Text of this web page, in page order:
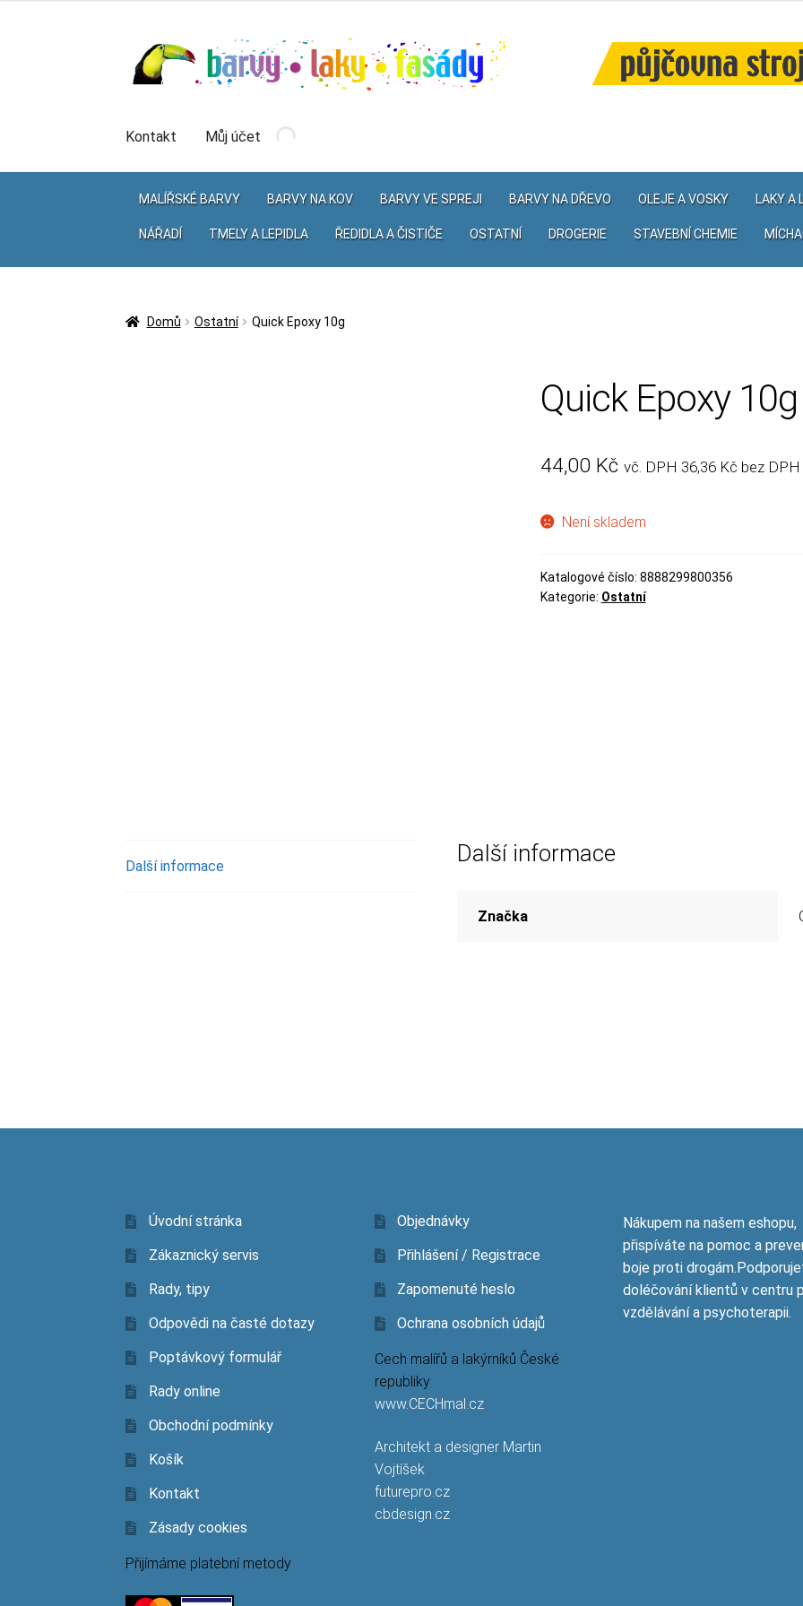
Přeskočit
na
Přejít
Kontakt
Můj účet
MALÍŘSKÉ BARVY BARVY NA KOV BARVY VE SPREJI BARVY NA DŘEVO OLEJE A VOSKY LAKY A
NÁŘADÍ TMELY A LEPIDLA ŘEDIDLA A ČISTIČE OSTATNÍ DROGERIE STAVEBNÍ CHEMIE
Domů Ostatní Quick Epoxy 10g
Quick Epoxy 10g
44,00 Kč vč. DPH 36,36 Kč bez DPH
Není skladem
Katalogové číslo: 8888299800356
Kategorie: Ostatní
Další informace Další informace
Značka
Úvodní stránka
Zákaznický servis
Rady, tipy
Odpovědi na časté dotazy
Poptávkový formulář
Rady online
Obchodní podmínky
Košík
Kontakt
Zásady cookies
Přijímáme platební metody
Objednávky
Přihlášení / Registrace
Zapomenuté heslo
Ochrana osobních údajů
Cech malířů a lakýrníků České
republiky
www.CECHmal.cz
Architekt a designer Martin
Vojtíšek
futurepro.cz
cbdesign.cz
Nákupem na našem eshopu,
přispíváte na pomoc a
boje proti
doléčování klientů v centru
vzdělávání a psychoterapii.